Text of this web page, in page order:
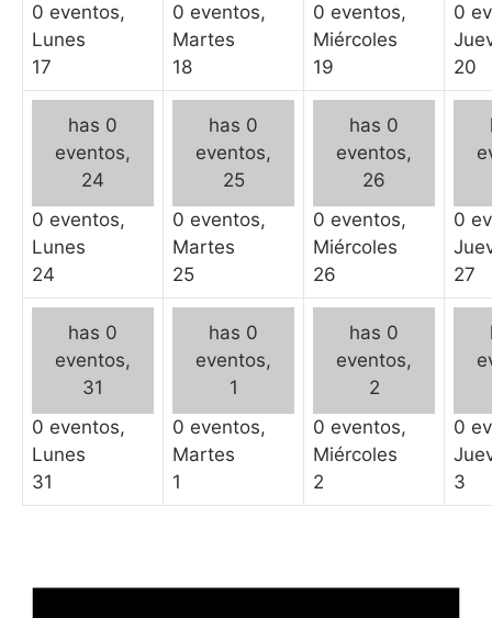
0 eventos,
Lunes
17
0 eventos,
Martes
18
0 eventos,
Miércoles
19
0
20
has 0
eventos,
24
0 eventos,
Lunes
24
has 0
eventos,
25
0 eventos,
Martes
25
has 0
eventos,
26
0 eventos,
Miércoles
26
0
27
has 0
eventos,
31
0 eventos,
Lunes
31
has 0
eventos,
1
0 eventos,
Martes
1
has 0
eventos,
2
0 eventos,
Miércoles
2
0
3